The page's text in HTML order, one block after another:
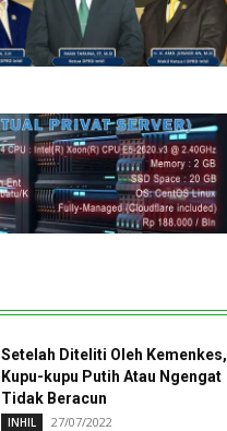
Setelah Diteliti Oleh Kemenkes,
Kupu-kupu Putih Atau Ngengat
Tidak Beracun
INHIL 27/07/2022